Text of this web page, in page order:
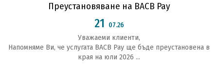
Преустановяване на BACB Pay
21 07.26
Уважаеми клиенти,
Напомняме Ви, че услугата BACB Pay ще бъде преустановена в
края на юли 2026 ...